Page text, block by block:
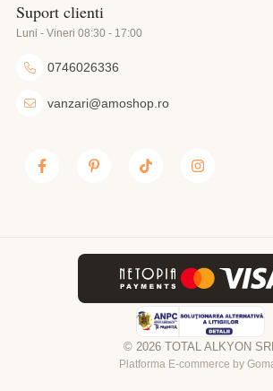
Suport clienti
Luni - Vineri 08:30 - 17:00
0746026336
vanzari@amoshop.ro
© 2026 TOTAL ALKYON
Platforma E-commerce by